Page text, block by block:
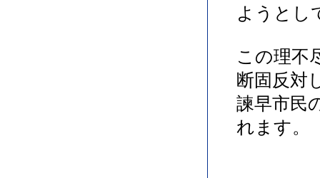
ようとし
この理不
断固反対
諫早市民
れます。